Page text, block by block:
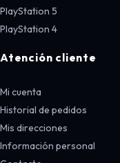
PlayStation 5
PlayStation 4
Atención cliente
Mi cuenta
Historial de pedidos
Mis direcciones
Información personal